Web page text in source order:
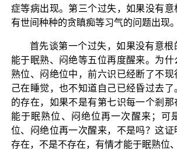
症等病出现。第三个过失，如果没有
有世间种种的贪瞋痴等习气的问题出现。
首先谈第一个过失，如果没有意
能于眠熟、闷绝等五位再度醒来。为
熟位、闷绝位中，前六识已经断了不现
己在睡觉，也不知道自己已经昏过去
的存在，如果不是有第七识每一个剎
能于眠熟位、闷绝位再一次醒来；可
位、闷绝位再一次醒来，不是吗？这证
存在，不是不存在，有情才能于眠熟位